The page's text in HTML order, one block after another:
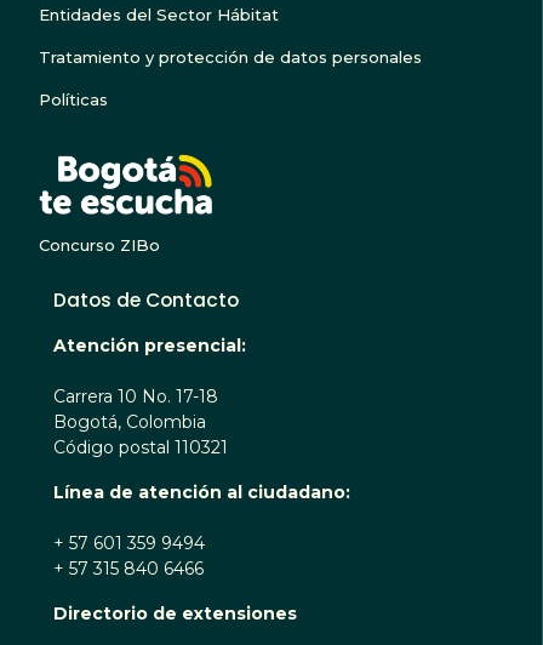
Entidades del Sector Hábitat
Tratamiento y protección de datos personales
Políticas
Concurso ZIBo
Datos de Contacto
Atención presencial:
Carrera 10 No. 17-18
Bogotá, Colombia
Código postal 110321
Línea de atención al ciudadano:
+ 57 601 359 9494
+ 57 315 840 6466
Directorio de extensiones